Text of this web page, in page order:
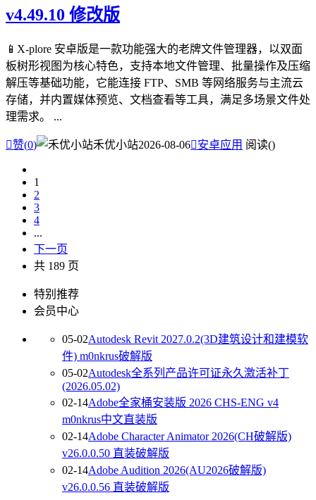
v4.49.10 修改版
📱X-plore 安卓版是一款功能强大的老牌文件管理器，以双面
板树形视图为核心特色，支持本地文件管理、批量操作及压缩
解压等基础功能，它能连接 FTP、SMB 等网络服务与主流云
存储，并内置媒体预览、文档查看等工具，满足多场景文件处
理需求。 ...
赞(0) 禾优小站2026-08-06安卓应用 阅读()
1
2
3
4
...
下一页
共 189 页
特别推荐
会员中心
05-02Autodesk Revit 2027.0.2(3D建筑设计和建模软
件) m0nkrus破解版
05-02Autodesk全系列产品许可证永久激活补丁
(2026.05.02)
02-14Adobe全家桶安装版 2026 CHS-ENG v4
m0nkrus中文直装版
02-14Adobe Character Animator 2026(CH破解版)
v26.0.0.50 直装破解版
02-14Adobe Audition 2026(AU2026破解版)
v26.0.0.56 直装破解版